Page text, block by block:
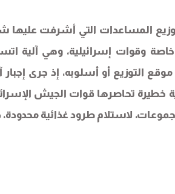
المساعدات التي أشرفت عليها
وقوات إسرائيلية، وهي آلية
التوزيع أو أسلوبه، إذ جرى إجبار
خطيرة تحاصرها قوات الجيش
لاستلام طرود غذائية